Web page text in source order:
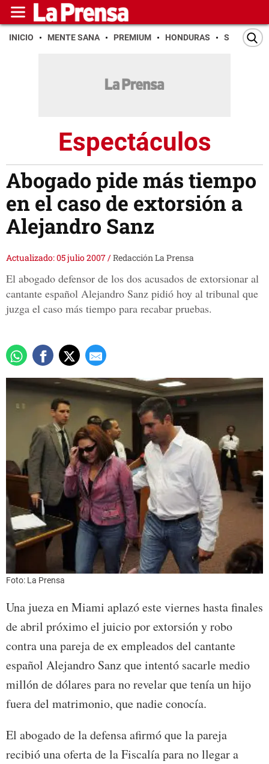
INICIO MENTE SANA PREMIUM HONDURAS SAN PEDRO
Espectáculos
Abogado pide más tiempo
en el caso de extorsión a
Alejandro Sanz
Actualizado: 05 julio 2007/Redacción La Prensa
El abogado defensor de los dos acusados de extorsionar al
cantante español Alejandro Sanz pidió hoy al tribunal que
juzga el caso más tiempo para recabar pruebas.
Foto: La Prensa
Una jueza en Miami aplazó este viernes hasta finales
de abril próximo el juicio por extorsión y robo
contra una pareja de ex empleados del cantante
español Alejandro Sanz que intentó sacarle medio
millón de dólares para no revelar que tenía un hijo
fuera del matrimonio, que nadie conocía.
El abogado de la defensa afirmó que la pareja
recibió una oferta de la Fiscalía para no llegar a